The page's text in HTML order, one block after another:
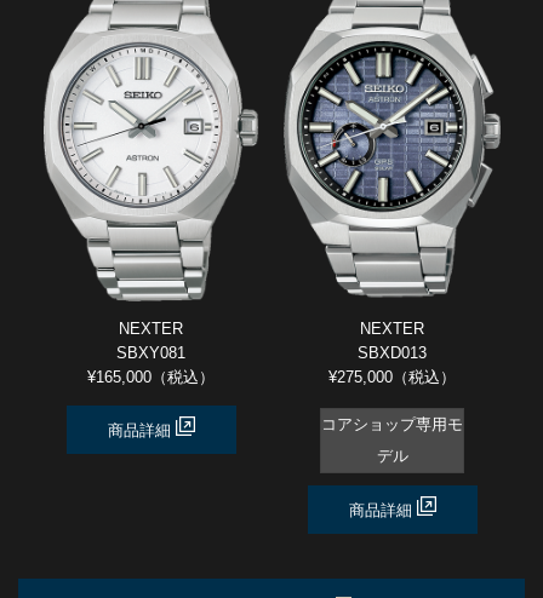
NEXTER
SBXY081
¥165,000（税込）
商品詳細
NEXTER
SBXD013
¥275,000（税込）
コアショップ専用モ
デル
商品詳細